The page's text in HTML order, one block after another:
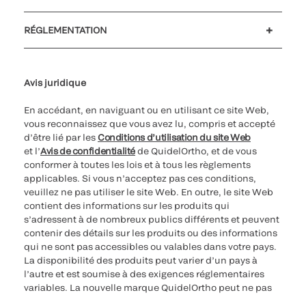
RÉGLEMENTATION
Avis juridique
En accédant, en naviguant ou en utilisant ce site Web,
vous reconnaissez que vous avez lu, compris et accepté
d’être lié par lesConditions d’utilisation du site Web
et l’Avis de confidentialitéde QuidelOrtho, et de vous
conformer à toutes les lois et à tous les règlements
applicables. Si vous n’acceptez pas ces conditions,
veuillez ne pas utiliser le site Web. En outre, le site Web
contient des informations sur les produits qui
s’adressent à de nombreux publics différents et peuvent
contenir des détails sur les produits ou des informations
qui ne sont pas accessibles ou valables dans votre pays.
La disponibilité des produits peut varier d’un pays à
l’autre et est soumise à des exigences réglementaires
variables. La nouvelle marque QuidelOrtho peut ne pas